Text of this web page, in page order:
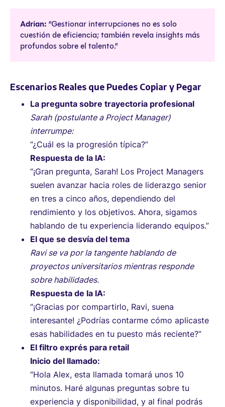
Adrian: “Gestionar interrupciones no es solo
cuestión de eficiencia; también revela insights más
profundos sobre el talento.”
Escenarios Reales que Puedes Copiar y Pegar
La pregunta sobre trayectoria profesional
Sarah (postulante a Project Manager)
interrumpe:
“¿Cuál es la progresión típica?”
Respuesta de la IA:
“¡Gran pregunta, Sarah! Los Project Managers
suelen avanzar hacia roles de liderazgo senior
en tres a cinco años, dependiendo del
rendimiento y los objetivos. Ahora, sigamos
hablando de tu experiencia liderando equipos.”
El que se desvía del tema
Ravi se va por la tangente hablando de
proyectos universitarios mientras responde
sobre habilidades.
Respuesta de la IA:
“¡Gracias por compartirlo, Ravi, suena
interesante! ¿Podrías contarme cómo aplicaste
esas habilidades en tu puesto más reciente?”
El filtro exprés para retail
Inicio del llamado:
“Hola Alex, esta llamada tomará unos 10
minutos. Haré algunas preguntas sobre tu
experiencia y disponibilidad, y al final podrás